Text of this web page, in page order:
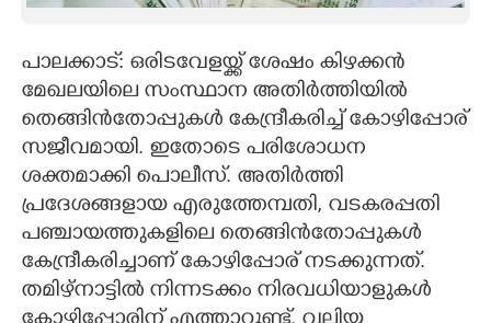
LITERATURE
CONTACT US
പാലക്കാട്: ഒരിടവേളയ്ക്ക് ശേഷം കിഴക്കൻ
മേഖലയിലെ സംസ്ഥാന അതിർത്തിയിൽ
തെങ്ങിൻതോപ്പുകൾ കേന്ദ്രീകരിച്ച് കോഴിപ്പോര്
സജീവമായി. ഇതോടെ പരിശോധന
ശക്തമാക്കി പൊലീസ്. അതിർത്തി
പ്രദേശങ്ങളായ എരുത്തേമ്പതി, വടകരപ്പതി
പഞ്ചായത്തുകളിലെ തെങ്ങിൻതോപ്പുകൾ
കേന്ദ്രീകരിച്ചാണ് കോഴിപ്പോര് നടക്കുന്നത്.
തമിഴ്നാട്ടിൽ നിന്നടക്കം നിരവധിയാളുകൾ